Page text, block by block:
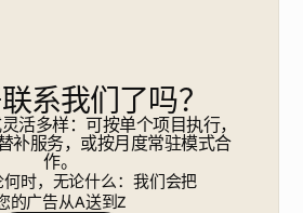
系我们了吗？
活多样：可按单个项目执行，
补服务，或按月度常驻模式合
作。
时，无论什么：我们会把
的广告从A送到Z